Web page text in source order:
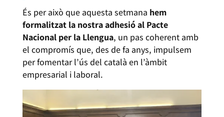
És per això que aquesta setmana hem
formalitzat la nostra adhesió al Pacte
Nacional per la Llengua, un pas coherent amb
el compromís que, des de fa anys, impulsem
per fomentar l’ús del català en l’àmbit
empresarial i laboral.